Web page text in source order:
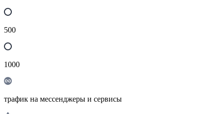
500
1000
трафик на мессенджеры и сервисы